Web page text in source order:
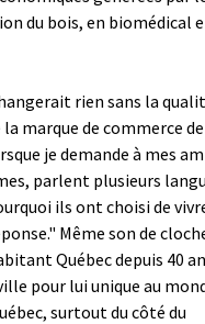
du bois, en biomédical
rien sans la
marque de commerce de
je demande à mes
parlent plusieurs
ils ont choisi de
Même son de
Québec depuis 40
pour lui unique au
surtout du côté du